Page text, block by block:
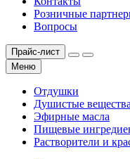
Розничные
Вопросы
Прайс-лист
Меню
Отдушки
Душистые вещества
Эфирные масла
Пищевые
Растворители и